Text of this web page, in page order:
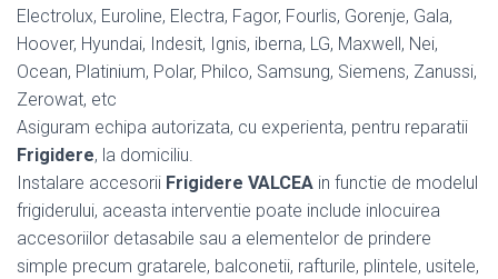
Electrolux, Euroline, Electra, Fagor, Fourlis, Gorenje, Gala,
Hoover, Hyundai, Indesit, Ignis, iberna, LG, Maxwell, Nei,
Ocean, Platinium, Polar, Philco, Samsung, Siemens, Zanussi,
Zerowat, etc
Asiguram echipa autorizata, cu experienta, pentru reparatii
Frigidere, la domiciliu.
Instalare accesorii Frigidere VALCEA in functie de modelul
frigiderului, aceasta interventie poate include inlocuirea
accesoriilor detasabile sau a elementelor de prindere
simple precum gratarele, balconetii, rafturile, plintele, usitele,